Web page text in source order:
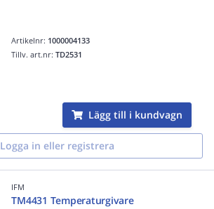
Artikelnr: 1000004133
Tillv. art.nr:TD2531
Lägg till i kundvagn
Logga in eller registrera
IFM
TM4431 Temperaturgivare